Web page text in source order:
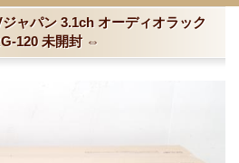
ャパン 3.1ch オーディオラック
120 未開封 ⇔